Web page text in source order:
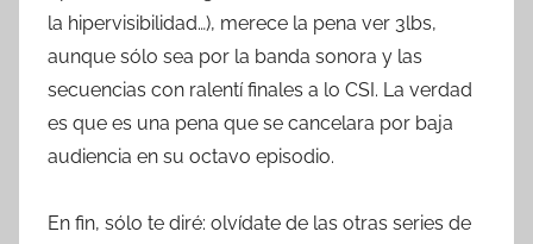
la hipervisibilidad…), merece la pena ver 3lbs,
aunque sólo sea por la banda sonora y las
secuencias con ralentí finales a lo CSI. La verdad
es que es una pena que se cancelara por baja
audiencia en su octavo episodio.
En fin, sólo te diré: olvídate de las otras series de